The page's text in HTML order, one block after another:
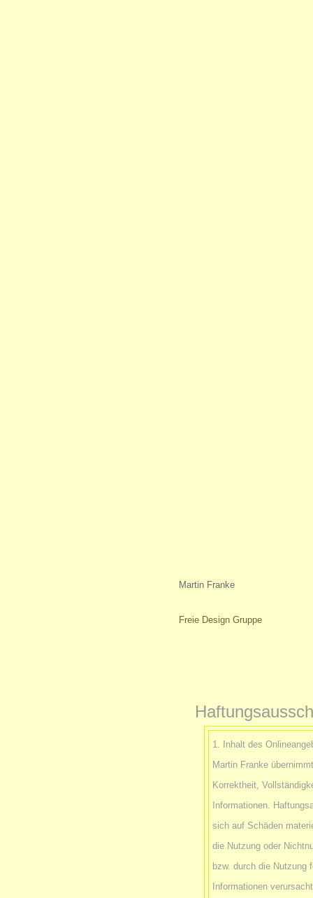
Martin Franke
Freie Design Gruppe
1. Inhalt des
Martin Franke
Korrektheit,
Informationen.
sich auf Schäden
die Nutzung oder
bzw. durch die Nutzung
Informationen